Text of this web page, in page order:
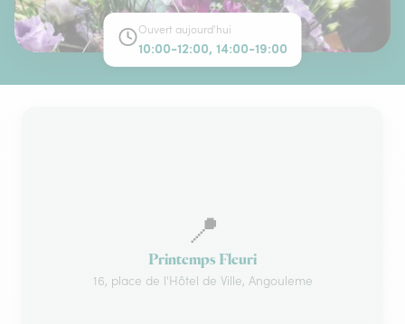
Ouvert aujourd'hui
10:00-12:00, 14:00-19:00
📍
Printemps Fleuri
16, place de l'Hôtel de Ville, Angouleme